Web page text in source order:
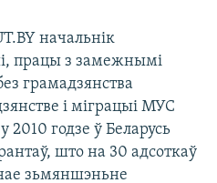
начальнік
працы з замежнымі
грамадзянства
і міграцыі МУС
2010 годзе ў Беларусь
што на 30 адсоткаў
зьмяншэньне